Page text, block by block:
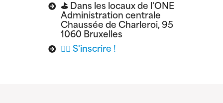
⛳️ Dans les locaux de l'ONE
Administration centrale
Chaussée de Charleroi, 95
1060 Bruxelles
👉🏽 S'inscrire !